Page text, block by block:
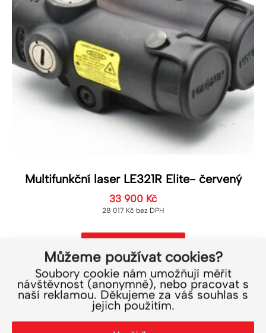
Můžeme používat cookies?
Soubory cookie nám umožňují měřit
návštěvnost (anonymně), nebo pracovat s
naší reklamou. Děkujeme za váš souhlas s
jejich použitím.
Multifunkční laser LE321R Elite- červený
33 900 Kč
28 017 Kč bez DPH
Do košíku